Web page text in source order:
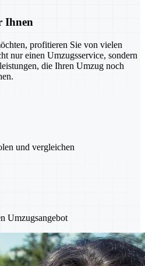
Ihnen
profitieren Sie von vielen
nur einen Umzugsservice, sondern
die Ihren Umzug noch
und vergleichen
Umzugsangebot